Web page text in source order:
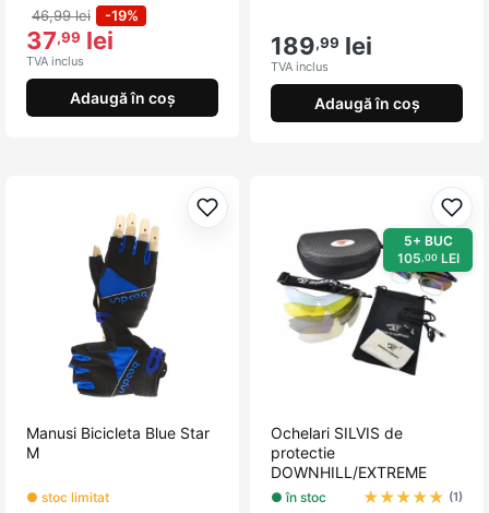
46,99 lei -19%
37,99 lei
TVA inclus
Adaugă în coș
189,99 lei
TVA inclus
Adaugă în coș
Adaugă la favorite
Manusi Bicicleta Blue Star
M
● stoc limitat
5+ BUC
105 ,00LEI
Ochelari SILVIS de
protectie
DOWNHILL/EXTREME
● în stoc ★★★★★ (1)